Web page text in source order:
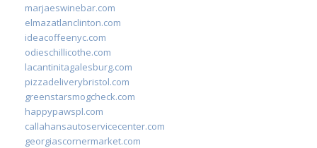
marjaeswinebar.com
elmazatlanclinton.com
ideacoffeenyc.com
odieschillicothe.com
lacantinitagalesburg.com
pizzadeliverybristol.com
greenstarsmogcheck.com
happypawspl.com
callahansautoservicecenter.com
georgiascornermarket.com